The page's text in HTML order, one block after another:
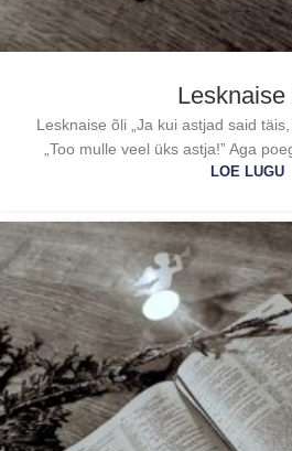
Lesknaise
Lesknaise õli „Ja kui astjad said
„Too mulle veel üks astja!” Aga
LOE LUGU